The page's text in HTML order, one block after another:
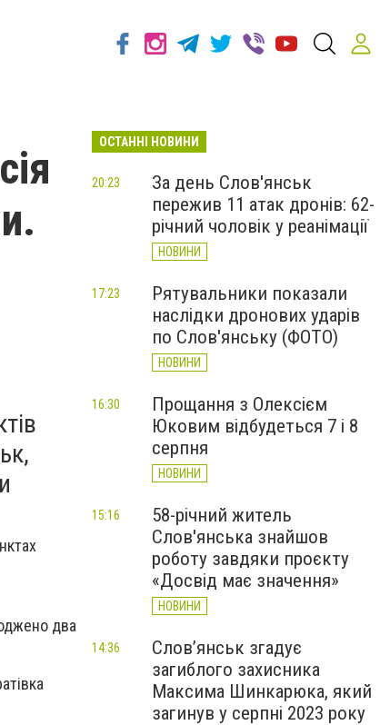
два
ОСТАННІ НОВИНИ
За день Слов'янськ
пережив 11 атак дронів: 62-
річний чоловік у реанімації
НОВИНИ
20:23
Рятувальники показали
наслідки дронових ударів
по Слов'янську (ФОТО)
НОВИНИ
17:23
Прощання з Олексієм
Юковим відбудеться 7 і 8
серпня
НОВИНИ
16:30
58-річний житель
Слов'янська знайшов
роботу завдяки проєкту
«Досвід має значення»
НОВИНИ
15:16
Слов’янськ згадує
загиблого захисника
Максима Шинкарюка, який
загинув у серпні 2023 року
14:36